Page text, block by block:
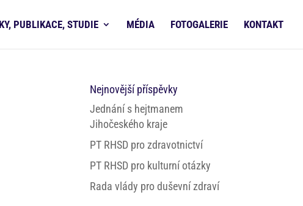
PUBLIKACE, STUDIE MÉDIA FOTOGALERIE KONTAKT
Nejnovější příspěvky
Jednání s hejtmanem
Jihočeského kraje
PT RHSD pro zdravotnictví
PT RHSD pro kulturní otázky
Rada vlády pro duševní zdraví